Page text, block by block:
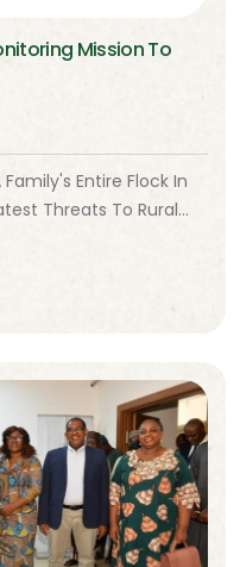
Mission To
Entire Flock In
Threats To Rural…